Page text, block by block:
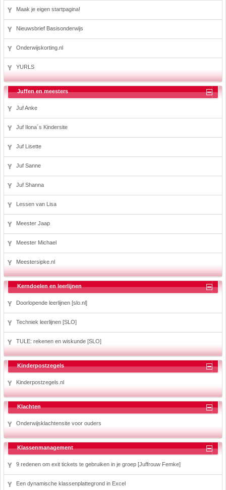
Maak je eigen startpagina!
Nieuwsbrief Basisonderwijs
Onderwijskorting.nl
YURLS
Juffen en meesters
Juf Anke
Juf Ilona´s Kindersite
Juf Lisette
Juf Sanne
Juf Shanna
Lessen van Lisa
Meester Jaap
Meester Michael
Meestersipke.nl
Kerndoelen en leerlijnen
Doorlopende leerlijnen [slo.nl]
Techniek leerlijnen [SLO]
TULE: rekenen en wiskunde [SLO]
Kinderpostzegels
Kinderpostzegels.nl
Klachten
Onderwijsklachtensite voor ouders
Klassenmanagement
9 redenen om exit tickets te gebruiken in je groep [Juffrouw Femke]
Een dynamische klassenplattegrond in Excel